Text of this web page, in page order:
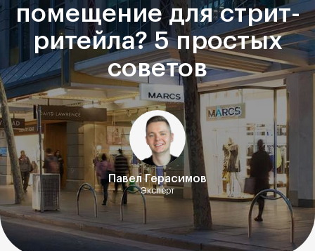
помещение для стрит-
ритейла? 5 простых
советов
Павел Герасимов
Эксперт